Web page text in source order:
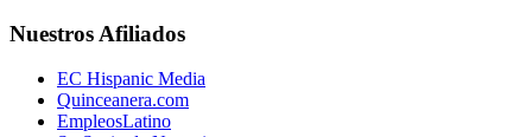
Nuestros Afiliados
EC Hispanic Media
Quinceanera.com
EmpleosLatino